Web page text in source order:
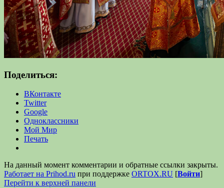
Поделиться:
ВКонтакте
Twitter
Google
Одноклассники
Мой Мир
Печать
На данный момент комментарии и обратные ссылки закрыты.
Работает на Prihod.ru при поддержке ORTOX.RU [Войти]
Перейти к верхней панели